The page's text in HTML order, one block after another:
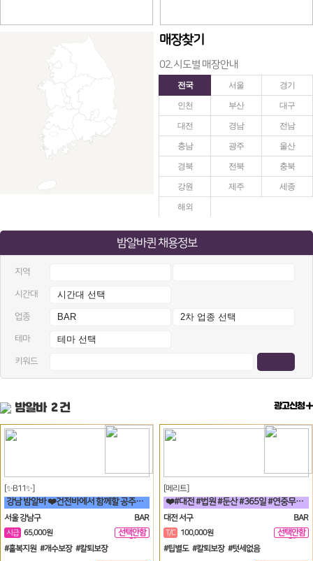
매장찾기
02. 시도별 매장안내
전국 서울 경기
인천 부산 대구
대전 경남 전남
충남 광주 울산
경북 전북 충북
강원 제주 세종
해외
밤알바퀸 채용정보
지역
시간대
업종
테마
키워드
밤알바 2 건 광고신청
[✨B11✨]
강남 밤알바 ❤️건전바에서 함께할 공주님들 모집합니다❤️
서울 강남구
BAR
시급 65,000원
선택안함
일
#홀복지원 #개수보장 #칼퇴보장
[메리트]
❤️#대전 #법원 #둔산 #365일 #연중무휴 #초보자환영 #당일지급 #
대전 서구
BAR
T/C 100,000원
선택안함
일
#팁별도 #칼퇴보장 #텃세없음